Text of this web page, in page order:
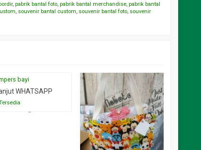
,pabrik bantal foto,pabrik bantal merchandise,pabrik bantal
,souvenir bantal custom,souvenir bantal foto,souvenir
bayi
WHATSAPP